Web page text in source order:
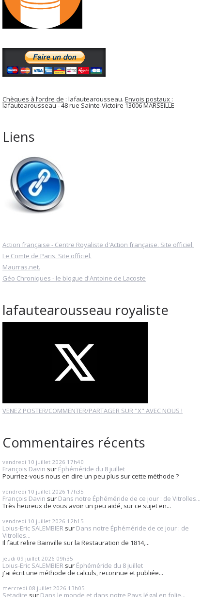
Chèques à l’ordre de : lafautearousseau. Envois postaux :
lafautearousseau - 48 rue Sainte-Victoire 13006 MARSEILLE
Liens
Action française - Centre Royaliste d'Action française. Site officiel.
Le Comte de Paris. Site officiel.
Maurras.net.
Géo Chroniques - le blogue d'Antoine de Lacoste
lafautearousseau royaliste
VENEZ POSTER/COMMENTER/PARTAGER SUR "X" AVEC NOUS !
Commentaires récents
vendredi 10 juillet 2026 17h40
François Davin sur Éphéméride du 8 juillet
Pourriez-vous nous en dire un peu plus sur cette méthode ?
vendredi 10 juillet 2026 17h35
François Davin sur Dans notre Éphéméride de ce jour : de Vitrolles...
Très heureux de vous avoir un peu aidé, sur ce sujet en...
vendredi 10 juillet 2026 12h15
Loius-Eric SALEMBIER sur Dans notre Éphéméride de ce jour : de
Vitrolles...
Il faut relire Bainville sur la Restauration de 1814,...
jeudi 09 juillet 2026 09h35
Loius-Eric SALEMBIER sur Éphéméride du 8 juillet
j'ai écrit une méthode de calculs, reconnue et publiée...
mercredi 08 juillet 2026 13h05
Setadire sur Dans le monde et dans notre Pays légal en folie...